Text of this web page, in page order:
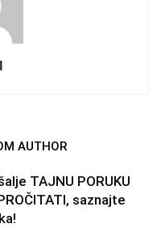
AUTHOR
TAJNU PORUKU
saznajte